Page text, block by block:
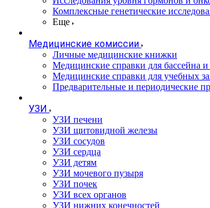
Комплексные генетические
Еще
Медицинские комиссии
Личные медицинские книжки
Медицинские справки для бассейна и
Медицинские справки для учебных
Предварительные и периодические
УЗИ
УЗИ печени
УЗИ щитовидной железы
УЗИ сосудов
УЗИ сердца
УЗИ детям
УЗИ мочевого пузыря
УЗИ почек
УЗИ всех органов
УЗИ нижних конечностей